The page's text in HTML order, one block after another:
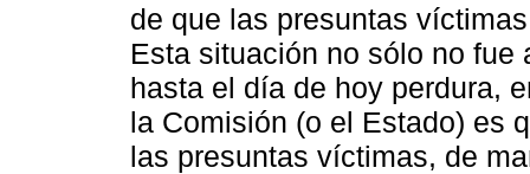
de que las presuntas
Esta situación no sólo no fue
hasta el día de hoy perdura,
la Comisión (o el Estado) es
las presuntas víctimas, de